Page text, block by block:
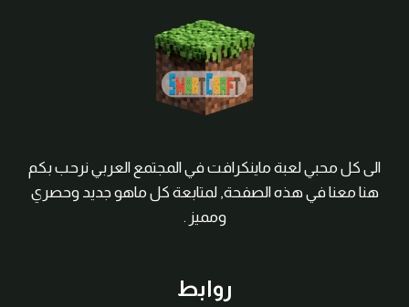
الى كل محبي لعبة ماينكرافت في المجتمع العربي نرحب بكم
هنا معنا في هذه الصفحة, لمتابعة كل ماهو جديد وحصري
ومميز .
روابط